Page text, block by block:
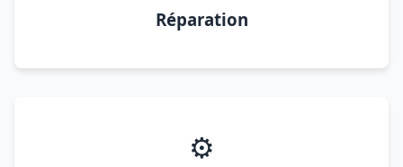
Réparation
⚙️